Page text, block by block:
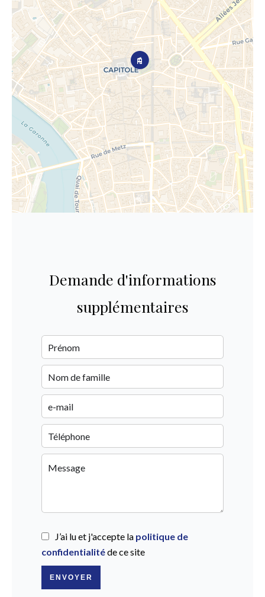
Demande d'informations
supplémentaires
J’ai lu et j'accepte la politique de
confidentialitéde ce site
ENVOYER